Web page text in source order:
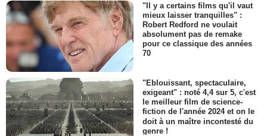
"Il y a certains films qu'il vaut
mieux laisser tranquilles" :
Robert Redford ne voulait
absolument pas de remake
pour ce classique des années
70
"Eblouissant, spectaculaire,
exigeant" : noté 4,4 sur 5, c'est
le meilleur film de science-
fiction de l'année 2024 et on le
doit à un maître incontesté du
genre !